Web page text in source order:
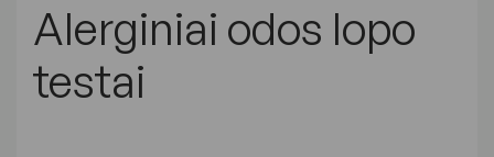
Alerginiai odos lopo
testai